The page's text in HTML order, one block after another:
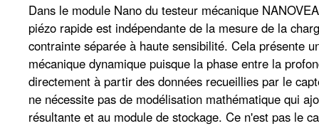
Dans le module Nano du testeur mécanique
piézo rapide est indépendante de la mesure de la
contrainte séparée à haute sensibilité. Cela présente
mécanique dynamique puisque la phase entre la
directement à partir des données recueillies par le
ne nécessite pas de modélisation mathématique qui
résultante et au module de stockage. Ce n'est pas le